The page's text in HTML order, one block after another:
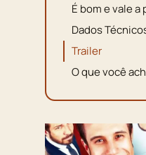
É bom e vale
Dados
Trailer
O que você